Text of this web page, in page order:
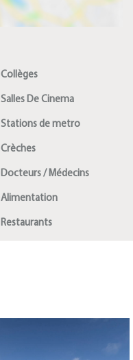
Collèges
Salles De Cinema
Stations de metro
Crèches
Docteurs / Médecins
Alimentation
Restaurants